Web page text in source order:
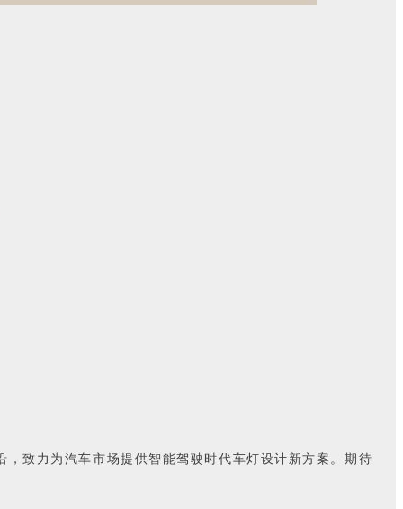
致力为汽车市场提供智能驾驶时代车灯设计新方案。期待